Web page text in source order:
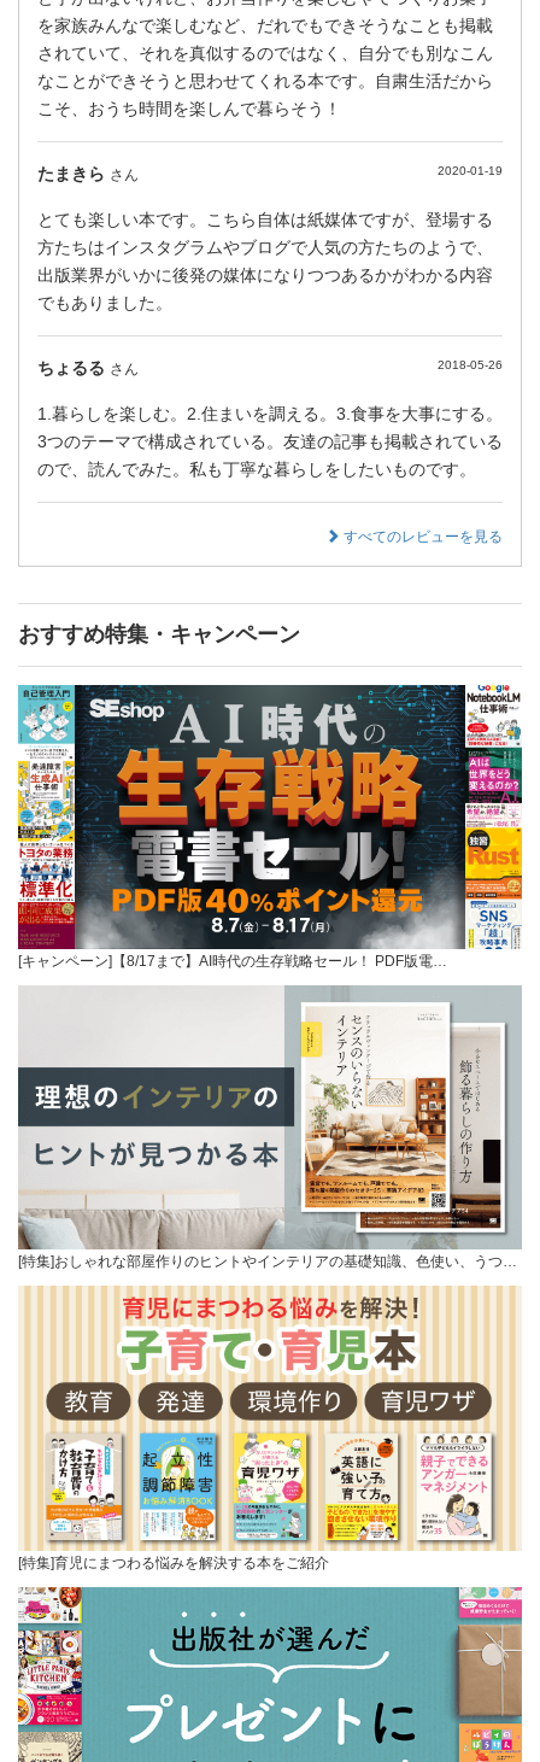
を家族みんなで楽しむなど、だれでもできそうなことも掲載
されていて、それを真似するのではなく、自分でも別なこん
なことができそうと思わせてくれる本です。自粛生活だから
こそ、おうち時間を楽しんで暮らそう！
たまきら さん 2020-01-19
とても楽しい本です。こちら自体は紙媒体ですが、登場する
方たちはインスタグラムやブログで人気の方たちのようで、
出版業界がいかに後発の媒体になりつつあるかがわかる内容
でもありました。
ちょるる さん 2018-05-26
1.暮らしを楽しむ。2.住まいを調える。3.食事を大事にする。
3つのテーマで構成されている。友達の記事も掲載されている
ので、読んでみた。私も丁寧な暮らしをしたいものです。
すべてのレビューを見る
おすすめ特集・キャンペーン
[キャンペーン]【8/17まで】AI時代の生存戦略セール！ PDF版電…
[特集]おしゃれな部屋作りのヒントやインテリアの基礎知識、色使い、うつ…
[特集]育児にまつわる悩みを解決する本をご紹介